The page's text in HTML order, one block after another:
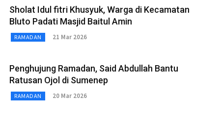
Sholat Idul fitri Khusyuk, Warga di Kecamatan
Bluto Padati Masjid Baitul Amin
RAMADAN 21 Mar 2026
Penghujung Ramadan, Said Abdullah Bantu
Ratusan Ojol di Sumenep
RAMADAN 20 Mar 2026